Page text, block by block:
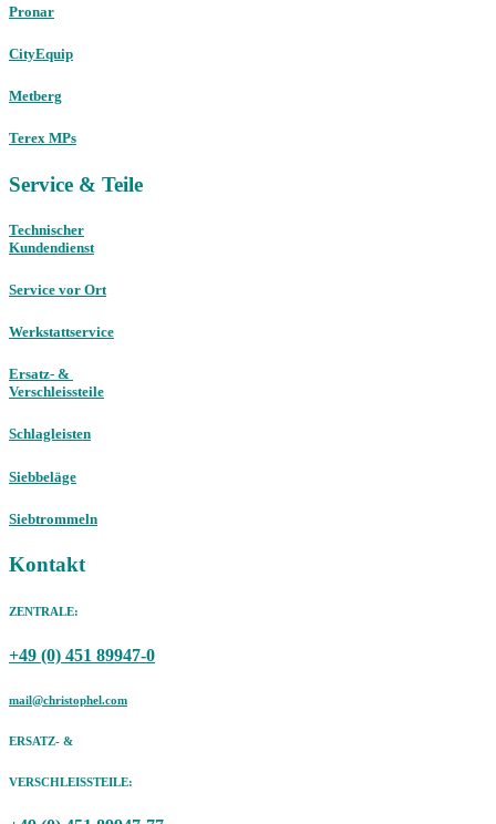
Pronar
CityEquip
Metberg
Terex MPs
Service & Teile
Technischer
Kundendienst
Service vor Ort
Werkstattservice
Ersatz- &
Verschleissteile
Schlagleisten
Siebbeläge
Siebtrommeln
Kontakt
ZENTRALE:
+49 (0) 451 89947-0
mail@christophel.com
ERSATZ- &
VERSCHLEISSTEILE: